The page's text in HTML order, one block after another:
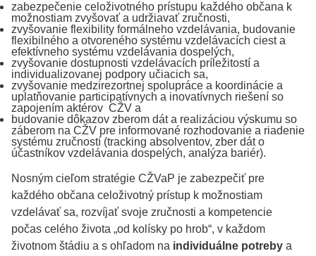
zabezpečenie celoživotného prístupu každého občana k
možnostiam zvyšovať a udržiavať zručnosti,
zvyšovanie flexibility formálneho vzdelávania, budovanie
flexibilného a otvoreného systému vzdelávacích ciest a
efektívneho systému vzdelávania dospelých,
zvyšovanie dostupnosti vzdelávacích príležitostí a
individualizovanej podpory učiacich sa,
zvyšovanie medzirezortnej spolupráce a koordinácie a
uplatňovanie participatívnych a inovatívnych riešení so
zapojením aktérov CŽV a
budovanie dôkazov zberom dát a realizáciou výskumu so
záberom na CŽV pre informované rozhodovanie a riadenie
systému zručností (tracking absolventov, zber dát o
účastníkov vzdelávania dospelých, analýza bariér).
Nosným cieľom stratégie CŽVaP je zabezpečiť pre
každého občana celoživotný prístup k možnostiam
vzdelávať sa, rozvíjať svoje zručnosti a kompetencie
počas celého života „od kolísky po hrob“, v každom
životnom štádiu a s ohľadom na individuálne potreby a